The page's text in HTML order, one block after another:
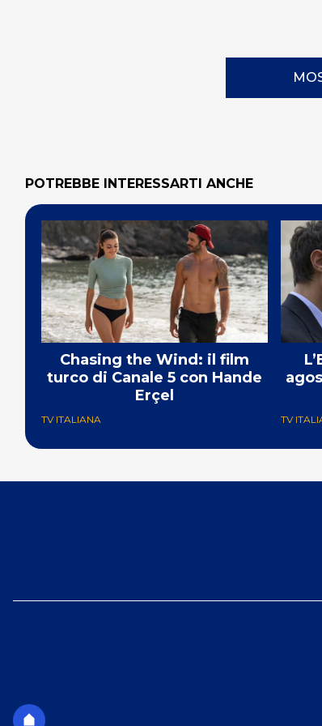
POTREBBE INTERESSARTI ANCHE
Chasing the Wind: il film
turco di Canale 5 con Hande
Erçel
TV ITALIANA TV